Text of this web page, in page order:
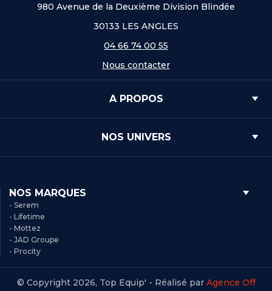
980 Avenue de la Deuxième Division Blindée
30133 LES ANGLES
04 66 74 00 55
Nous contacter
A PROPOS
NOS UNIVERS
NOS MARQUES
- Serem
- Lifetime
- Mottez
- JAD Groupe
- Procity
© Copyright 2026, Top Equip' - Réalisé par Agence Off